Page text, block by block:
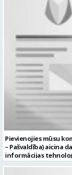
Pievienojies mūsu
– Pašvaldība) aicina
informācijas
Darba vieta: